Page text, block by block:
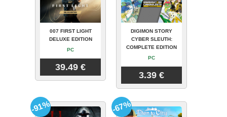
007 FIRST LIGHT
DELUXE EDITION
PC
39.49 €
DIGIMON STORY
CYBER SLEUTH:
COMPLETE EDITION
PC
3.39 €
-91% -67%